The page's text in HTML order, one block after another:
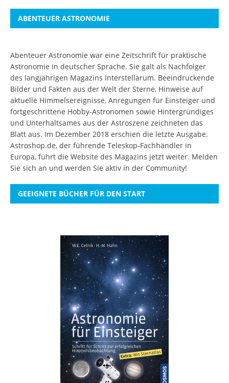
ABENTEUER ASTRONOMIE
Abenteuer Astronomie war eine Zeitschrift für praktische
Astronomie in deutscher Sprache. Sie galt als Nachfolger
des langjährigen Magazins Interstellarum. Beeindruckende
Bilder und Fakten aus der Welt der Sterne, Hinweise auf
aktuelle Himmelsereignisse, Anregungen für Einsteiger und
fortgeschrittene Hobby-Astronomen sowie Hintergründiges
und Unterhaltsames aus der Astroszene zeichneten das
Blatt aus. Im Dezember 2018 erschien die letzte Ausgabe.
Astroshop.de, der führende Teleskop-Fachhändler in
Europa, führt die Website des Magazins jetzt weiter. Melden
Sie sich an und werden Sie aktiv in der Community!
GEEIGNETE BÜCHER FÜR DEN START